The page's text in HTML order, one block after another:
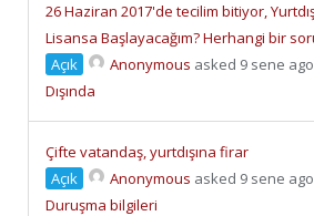
26 Haziran 2017'de tecilim bitiyor,
Lisansa Başlayacağım? Herhangi bir
Açık
Anonymous asked 9 sene ago
Dışında
Çifte vatandaş, yurtdışına firar
Açık
Anonymous asked 9 sene ago
Duruşma bilgileri